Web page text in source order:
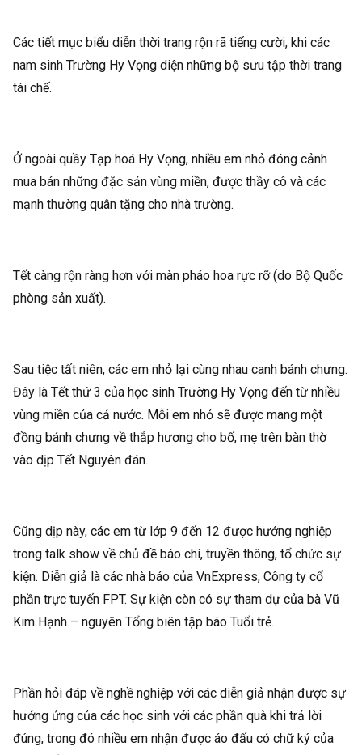
Các tiết mục biểu diễn thời trang rộn rã tiếng cười, khi các
nam sinh Trường Hy Vọng diện những bộ sưu tập thời trang
tái chế.
Ở ngoài quầy Tạp hoá Hy Vọng, nhiều em nhỏ đóng cảnh
mua bán những đặc sản vùng miền, được thầy cô và các
mạnh thường quân tặng cho nhà trường.
Tết càng rộn ràng hơn với màn pháo hoa rực rỡ (do Bộ Quốc
phòng sản xuất).
Sau tiệc tất niên, các em nhỏ lại cùng nhau canh bánh chưng.
Đây là Tết thứ 3 của học sinh Trường Hy Vọng đến từ nhiều
vùng miền của cả nước. Mỗi em nhỏ sẽ được mang một
đồng bánh chưng về thắp hương cho bố, mẹ trên bàn thờ
vào dịp Tết Nguyên đán.
Cũng dịp này, các em từ lớp 9 đến 12 được hướng nghiệp
trong talk show về chủ đề báo chí, truyền thông, tổ chức sự
kiện. Diễn giả là các nhà báo của VnExpress, Công ty cổ
phần trực tuyến FPT. Sự kiện còn có sự tham dự của bà Vũ
Kim Hạnh – nguyên Tổng biên tập báo Tuổi trẻ.
Phần hỏi đáp về nghề nghiệp với các diễn giả nhận được sự
hưởng ứng của các học sinh với các phần quà khi trả lời
đúng, trong đó nhiều em nhận được áo đấu có chữ ký của